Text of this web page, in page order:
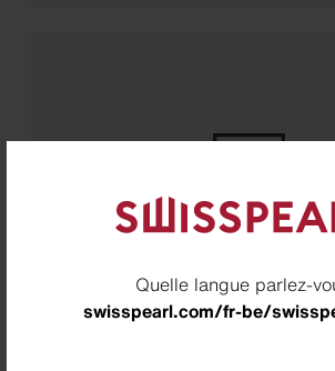
Quelle langue parlez-
swisspearl.com/fr-be/
Résistants au gel